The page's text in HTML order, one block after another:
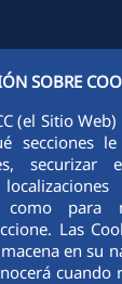
SOBRE
(el Sitio
secciones
securizar
para
Las
en su
cuando
>Números